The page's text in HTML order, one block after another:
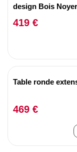
design Bois Noyer
419 €
Table ronde
469 €